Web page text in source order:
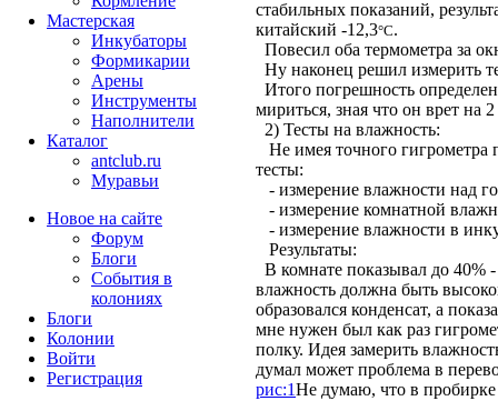
стабильных показаний,
китайский -12,3°С.
Повесил оба термометра за
Ну наконец решил измерить
Итого погрешность
мириться, зная что он врет на
2) Тесты на влажность:
Не имея точного гигрометра
тесты:
- измерение влажности над
- измерение комнатной
- измерение влажности в
Результаты:
В комнате показывал до 40%
влажность должна быть
образовался конденсат, а
мне нужен был как раз
полку. Идея замерить
думал может проблема в
рис:1Не думаю, что в
Мастерская
Инкубаторы
Формикарии
Арены
Инструменты
Наполнители
Каталог
antclub.ru
Муравьи
Новое на сайте
Форум
Блоги
События в
колониях
Блоги
Колонии
Войти
Peгиcтpaция